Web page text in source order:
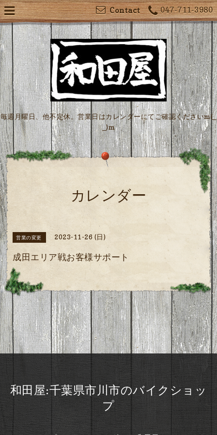
047-711-3980
Contact
毎週月曜日、他不定休。営業日はカレンダーにてご確認くださいm(_
_)m
カレンダー
営業の変更 2023-11-26 (日)
成田エリア戦お客様サポート
和田屋:千葉県市川市のバイクショッ
プ